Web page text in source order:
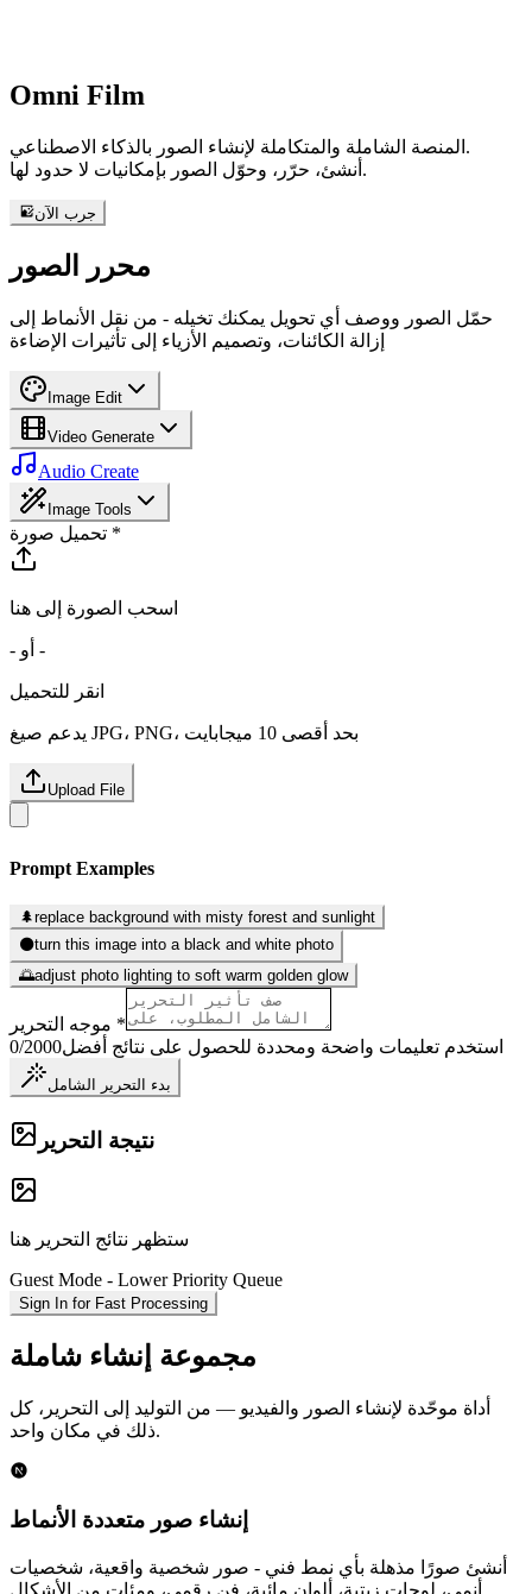
Omni Film
المنصة الشاملة والمتكاملة لإنشاء الصور بالذكاء الاصطناعي.
أنشئ، حرّر، وحوّل الصور بإمكانيات لا حدود لها.
جرب الآن
محرر الصور
حمّل الصور ووصف أي تحويل يمكنك تخيله - من نقل الأنماط إلى
إزالة الكائنات، وتصميم الأزياء إلى تأثيرات الإضاءة
Image Edit
Video Generate
Audio Create
Image Tools
تحميل صورة *
اسحب الصورة إلى هنا
- أو -
انقر للتحميل
يدعم صيغ JPG، PNG، بحد أقصى 10 ميجابايت
Upload File
Prompt Examples
🌲replace background with misty forest and sunlight
⚫turn this image into a black and white photo
🌅adjust photo lighting to soft warm golden glow
موجه التحرير *
استخدم تعليمات واضحة ومحددة للحصول على نتائج أفضل
0/2000
بدء التحرير الشامل
نتيجة التحرير
ستظهر نتائج التحرير هنا
Guest Mode - Lower Priority Queue
Sign In for Fast Processing
مجموعة إنشاء شاملة
أداة موحّدة لإنشاء الصور والفيديو — من التوليد إلى التحرير، كل
ذلك في مكان واحد.
إنشاء صور متعددة الأنماط
أنشئ صورًا مذهلة بأي نمط فني - صور شخصية واقعية، شخصيات
أنمي، لوحات زيتية، ألوان مائية، فن رقمي، ومئات من الأشكال